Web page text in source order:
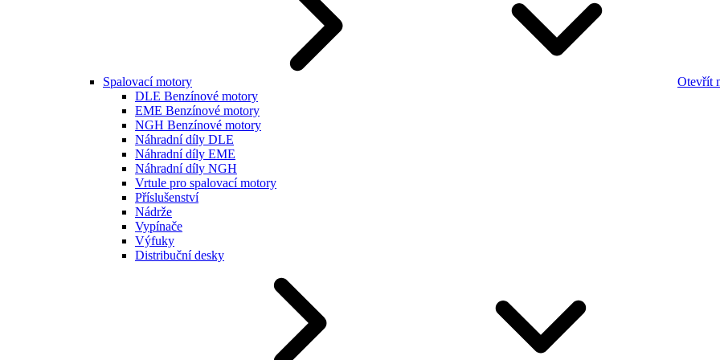
Spalovací motory
Otevřít
DLE Benzínové motory
EME Benzínové motory
NGH Benzínové motory
Náhradní díly DLE
Náhradní díly EME
Náhradní díly NGH
Vrtule pro spalovací motory
Příslušenství
Nádrže
Vypínače
Výfuky
Distribuční desky